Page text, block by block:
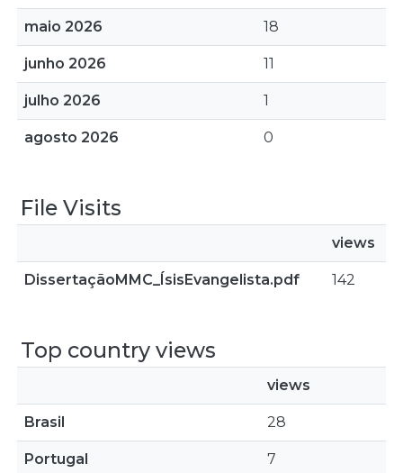
maio 2026 18
junho 2026 11
julho 2026 1
agosto 2026 0
File Visits
views
DissertaçãoMMC_ÍsisEvangelista.pdf 142
Top country views
views
Brasil 28
Portugal 7